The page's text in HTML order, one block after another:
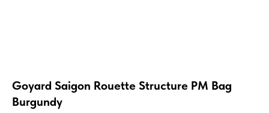
Goyard Saigon Rouette Structure PM Bag
Burgundy